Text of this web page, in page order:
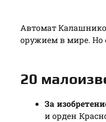
Автомат
оружием в мире. Но
20
За
и орден